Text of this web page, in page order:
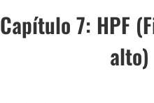
Capítulo 7: HPF
alto)